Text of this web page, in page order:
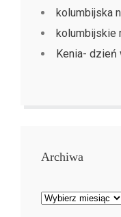
kolumbijska
kolumbijskie
Kenia-
Archiwa
Archiwa